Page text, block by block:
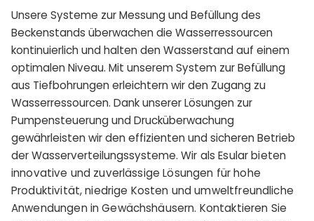
Unsere Systeme zur Messung und Befüllung des
Beckenstands überwachen die Wasserressourcen
kontinuierlich und halten den Wasserstand auf einem
optimalen Niveau. Mit unserem System zur Befüllung
aus Tiefbohrungen erleichtern wir den Zugang zu
Wasserressourcen. Dank unserer Lösungen zur
Pumpensteuerung und Drucküberwachung
gewährleisten wir den effizienten und sicheren Betrieb
der Wasserverteilungssysteme. Wir als Esular bieten
innovative und zuverlässige Lösungen für hohe
Produktivität, niedrige Kosten und umweltfreundliche
Anwendungen in Gewächshäusern. Kontaktieren Sie